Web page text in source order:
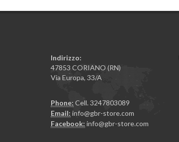
Indirizzo:
47853 CORIANO (RN)
Via Europa, 33/A
Phone: Cell. 3247803089
Email: info@gbr-store.com
Facebook: info@gbr-store.com